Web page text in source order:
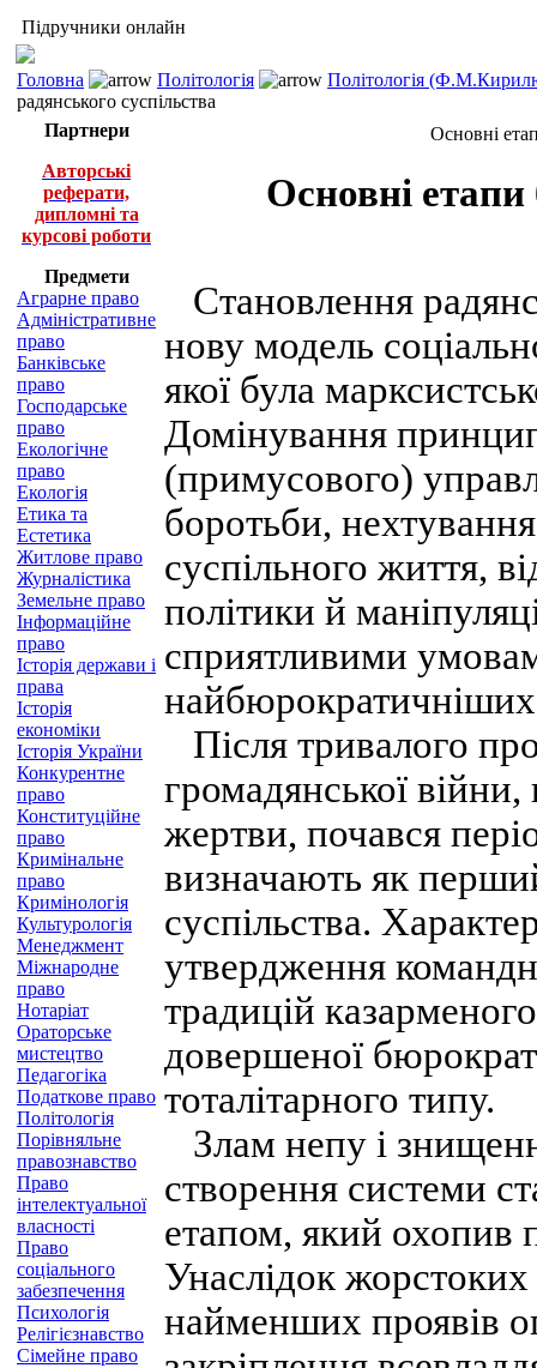
Підручники онлайн
Головна Політологія
Політологія
радянського суспільства
Партнери
Авторські
реферати,
дипломні та
курсові роботи
Предмети
Аграрне право
Адміністративне
право
Банківське
право
Господарське
право
Екологічне
право
Екологія
Етика та
Естетика
Житлове право
Журналістика
Земельне право
Інформаційне
право
Історія держави і
права
Історія
економіки
Історія України
Конкурентне
право
Конституційне
право
Кримінальне
право
Кримінологія
Культурологія
Менеджмент
Міжнародне
право
Нотаріат
Ораторське
мистецтво
Педагогіка
Податкове право
Політологія
Порівняльне
правознавство
Право
інтелектуальної
власності
Право
соціального
забезпечення
Психологія
Релігієзнавство
Сімейне право
Основні
Основні етапи
Становлення
нову модель
якої була
Домінування
(примусового)
боротьби,
суспільного життя,
політики й
сприятливими
найбюрократичніших
Після тривалого
громадянської
жертви, почався
визначають як
суспільства.
утвердження
традицій
довершеної
тоталітарного типу.
Злам непу і
створення системи
етапом, який охопив
Унаслідок
найменших проявів